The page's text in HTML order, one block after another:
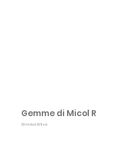
Gemme di Micol R
30 ml alcol 30% vol.